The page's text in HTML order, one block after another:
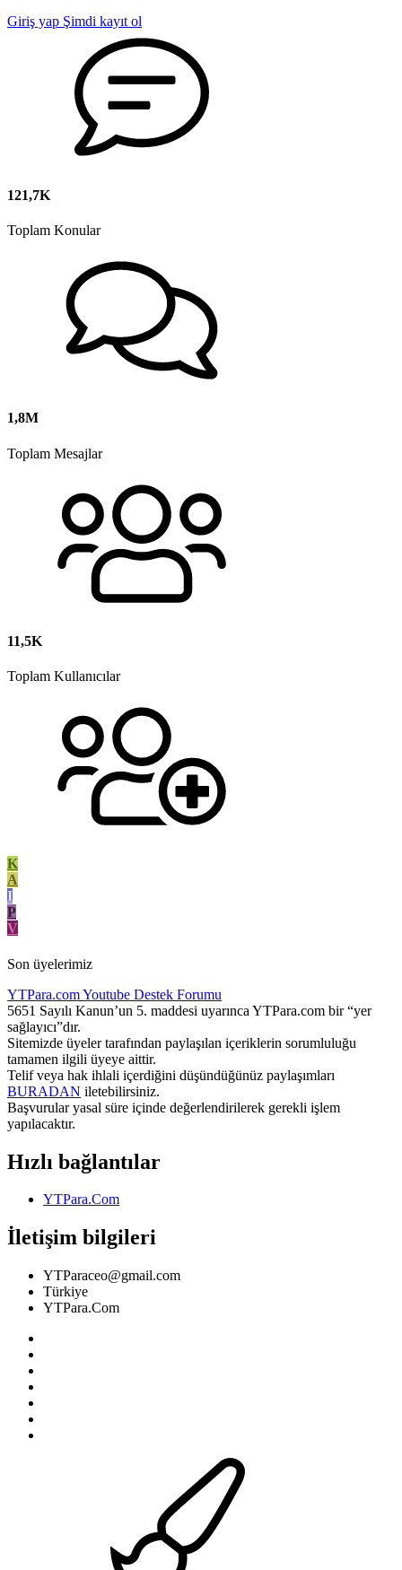
Giriş yap Şimdi kayıt ol
121,7K
Toplam Konular
1,8M
Toplam Mesajlar
11,5K
Toplam Kullanıcılar
K
A
I
P
V
Son üyelerimiz
YTPara.comYoutube Destek Forumu
5651 Sayılı Kanun’un 5. maddesi uyarınca YTPara.com bir “yer
sağlayıcı”dır.
Sitemizde üyeler tarafından paylaşılan içeriklerin sorumluluğu
tamamen ilgili üyeye aittir.
Telif veya hak ihlali içerdiğini düşündüğünüz paylaşımları
BURADAN iletebilirsiniz.
Başvurular yasal süre içinde değerlendirilerek gerekli işlem
yapılacaktır.
Hızlı bağlantılar
YTPara.Com
İletişim bilgileri
YTParaceo@gmail.com
Türkiye
YTPara.Com